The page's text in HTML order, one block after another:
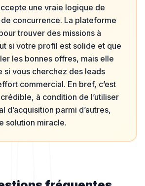
une vraie logique de
concurrence. La plateforme
trouver des missions à
si votre profil est solide et que
les bonnes offres, mais elle
si vous cherchez des leads
commercial. En bref, c’est
à condition de l’utiliser
d’acquisition parmi d’autres,
solution miracle.